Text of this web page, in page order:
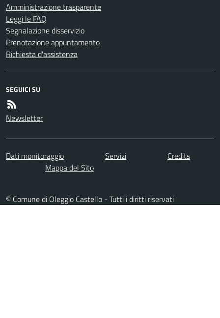
Amministrazione trasparente
Leggi le FAQ
Segnalazione disservizio
Prenotazione appuntamento
Richiesta d'assistenza
SEGUICI SU
Newsletter
Dati monitoraggio Servizi
Credits
Mappa del Sito
© Comune di Oleggio Castello - Tutti i diritti riservati